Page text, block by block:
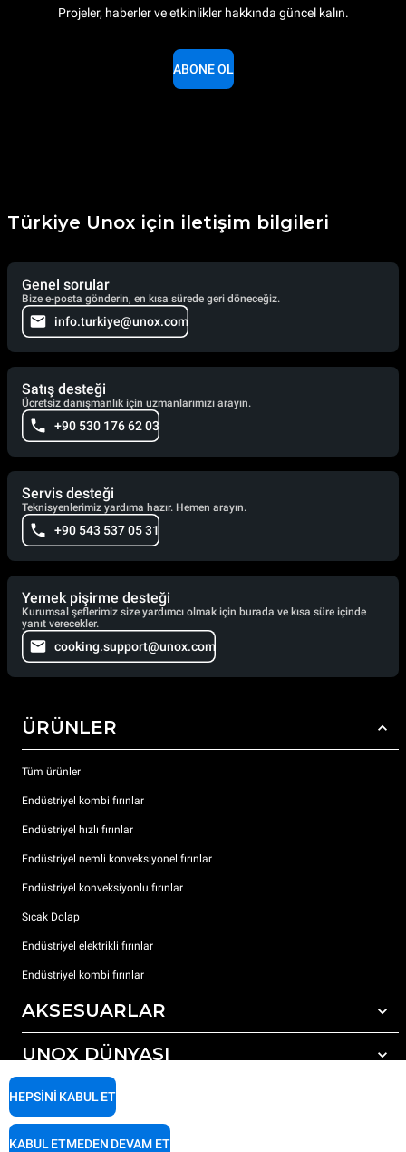
Projeler, haberler ve etkinlikler hakkında güncel kalın.
ABONE OL
Türkiye Unox için iletişim bilgileri
Genel sorular
Bize e-posta gönderin, en kısa sürede geri döneceğiz.
info.turkiye@unox.com
Satış desteği
Ücretsiz danışmanlık için uzmanlarımızı arayın.
+90 530 176 62 03
Servis desteği
Teknisyenlerimiz yardıma hazır. Hemen arayın.
+90 543 537 05 31
Yemek pişirme desteği
Kurumsal şeflerimiz size yardımcı olmak için burada ve kısa süre içinde
yanıt verecekler.
cooking.support@unox.com
ÜRÜNLER
Tüm ürünler
Endüstriyel kombi fırınlar
Endüstriyel hızlı fırınlar
Endüstriyel nemli konveksiyonel fırınlar
Endüstriyel konveksiyonlu fırınlar
Sıcak Dolap
Endüstriyel elektrikli fırınlar
Endüstriyel kombi fırınlar
AKSESUARLAR
Tüm aksesuarlar
Otomatik yıkama için deterjanlar
Elle yıkama için deterjanlar
Reçine filtrelerle su arıtma
UNOX DÜNYASI
Dünyadaki ofislerimizx
DESTEK
Unox garanti
HEPSINI KABUL ET
KABUL ETMEDEN DEVAM ET